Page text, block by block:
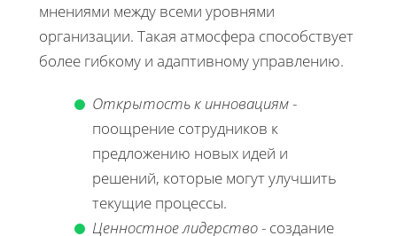
мнениями между всеми уровнями
организации. Такая атмосфера способствует
более гибкому и адаптивному управлению.
Открытость к инновациям-
поощрение сотрудников к
предложению новых идей и
решений, которые могут улучшить
текущие процессы.
Ценностное лидерство- создание